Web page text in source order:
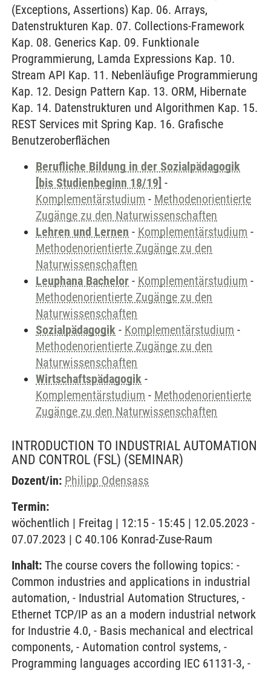
(Exceptions, Assertions) Kap. 06. Arrays,
Datenstrukturen Kap. 07. Collections-Framework
Kap. 08. Generics Kap. 09. Funktionale
Programmierung, Lamda Expressions Kap. 10.
Stream API Kap. 11. Nebenläufige Programmierung
Kap. 12. Design Pattern Kap. 13. ORM, Hibernate
Kap. 14. Datenstrukturen und Algorithmen Kap. 15.
REST Services mit Spring Kap. 16. Grafische
Benutzeroberflächen
Berufliche Bildung in der Sozialpädagogik
[bis Studienbeginn 18/19] -
Komplementärstudium - Methodenorientierte
Zugänge zu den Naturwissenschaften
Lehren und Lernen - Komplementärstudium -
Methodenorientierte Zugänge zu den
Naturwissenschaften
Leuphana Bachelor - Komplementärstudium -
Methodenorientierte Zugänge zu den
Naturwissenschaften
Sozialpädagogik - Komplementärstudium -
Methodenorientierte Zugänge zu den
Naturwissenschaften
Wirtschaftspädagogik -
Komplementärstudium - Methodenorientierte
Zugänge zu den Naturwissenschaften
INTRODUCTION TO INDUSTRIAL AUTOMATION
AND CONTROL (FSL) (SEMINAR)
Dozent/in: Philipp Odensass
Termin:
wöchentlich | Freitag | 12:15 - 15:45 | 12.05.2023 -
07.07.2023 | C 40.106 Konrad-Zuse-Raum
Inhalt: The course covers the following topics: -
Common industries and applications in industrial
automation, - Industrial Automation Structures, -
Ethernet TCP/IP as an a modern industrial network
for Industrie 4.0, - Basis mechanical and electrical
components, - Automation control systems, -
Programming languages according IEC 61131-3, -